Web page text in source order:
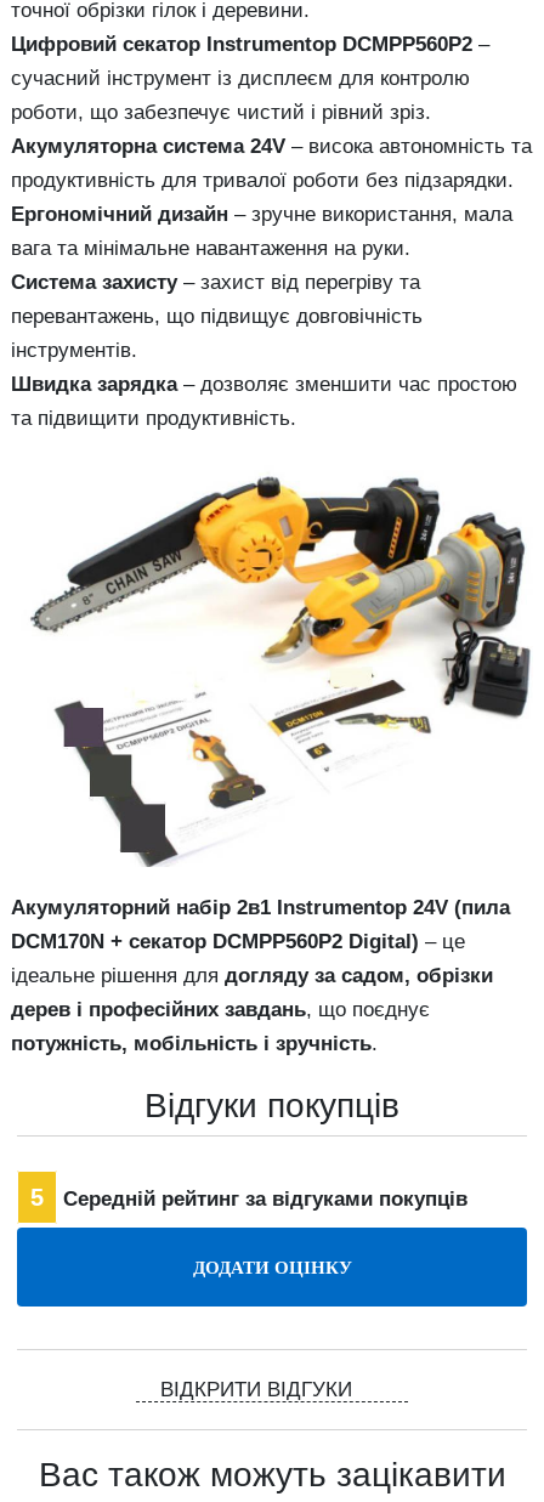
точної обрізки гілок і деревини.
Цифровий секатор Instrumentop DCMPP560P2 –
сучасний інструмент із дисплеєм для контролю
роботи, що забезпечує чистий і рівний зріз.
Акумуляторна система 24V – висока автономність та
продуктивність для тривалої роботи без підзарядки.
Ергономічний дизайн – зручне використання, мала
вага та мінімальне навантаження на руки.
Система захисту– захист від перегріву та
перевантажень, що підвищує довговічність
інструментів.
Швидка зарядка– дозволяє зменшити час простою
та підвищити продуктивність.
Акумуляторний набір 2в1 Instrumentop 24V (пила
DCM170N + секатор DCMPP560P2 Digital) – це
ідеальне рішення для догляду за садом, обрізки
дерев і професійних завдань, що поєднує
потужність, мобільність і зручність.
Відгуки покупців
5 Середній рейтинг за відгуками покупців
ВІДКРИТИ ВІДГУКИ
Вас також можуть зацікавити